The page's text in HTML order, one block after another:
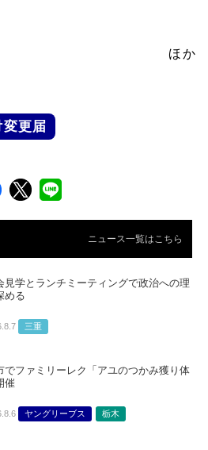
ほか
更届
ニュース一覧はこちら
見学とランチミーティングで政治への理
める
三重
でファミリーレク「アユのつかみ獲り体
催
ヤングリーブス 栃木